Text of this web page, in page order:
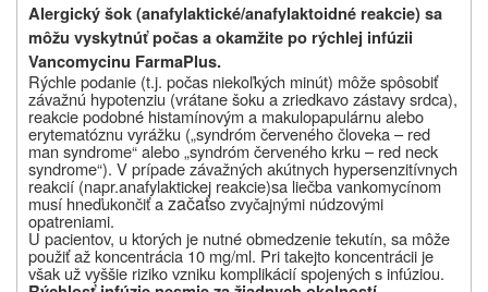
Alergický šok (anafylaktické/anafylaktoidné reakcie) sa
môžu vyskytnúť počas a okamžite po rýchlej infúzii
Vancomycinu FarmaPlus.
Rýchle podanie (t.j. počas niekoľkých minút) môže spôsobiť
závažnú hypotenziu (vrátane šoku a zriedkavo zástavy srdca),
reakcie podobné histamínovým a makulopapulárnu alebo
erytematóznu vyrážku („syndróm červeného človeka – red
man syndrome“ alebo „syndróm červeného krku – red neck
syndrome“). V prípadezávažných akútnych hypersenzitívnych
reakcií (napr.anafylaktickej reakcie)sa liečba vankomycínom
musí hneďukončiťazačaťso zvyčajnými núdzovými
opatreniami.
U pacientov, u ktorých je nutné obmedzenie tekutín, sa môže
použiť až koncentrácia 10 mg/ml. Pri takejto koncentrácii je
však už vyššie riziko vzniku komplikácií spojených s infúziou.